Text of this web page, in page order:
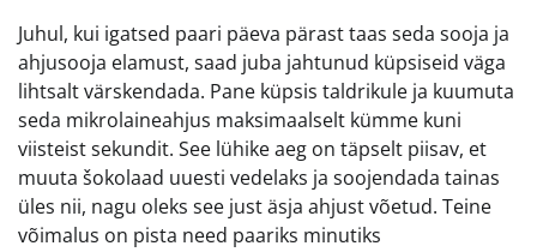
Juhul, kui igatsed paari päeva pärast taas seda sooja ja
ahjusooja elamust, saad juba jahtunud küpsiseid väga
lihtsalt värskendada. Pane küpsis taldrikule ja kuumuta
seda mikrolaineahjus maksimaalselt kümme kuni
viisteist sekundit. See lühike aeg on täpselt piisav, et
muuta šokolaad uuesti vedelaks ja soojendada tainas
üles nii, nagu oleks see just äsja ahjust võetud. Teine
võimalus on pista need paariks minutiks